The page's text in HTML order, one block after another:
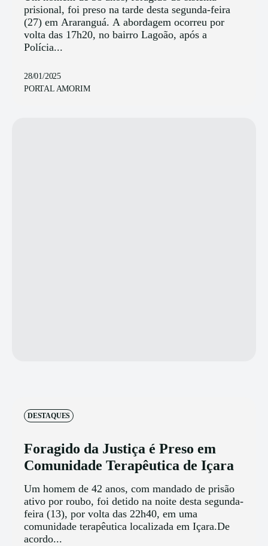
prisional, foi preso na tarde desta segunda-feira
(27) em Araranguá. A abordagem ocorreu por
volta das 17h20, no bairro Lagoão, após a
Polícia...
28/01/2025
PORTAL AMORIM
DESTAQUES
Foragido da Justiça é Preso em
Comunidade Terapêutica de Içara
Um homem de 42 anos, com mandado de prisão
ativo por roubo, foi detido na noite desta segunda-
feira (13), por volta das 22h40, em uma
comunidade terapêutica localizada em Içara.De
acordo...